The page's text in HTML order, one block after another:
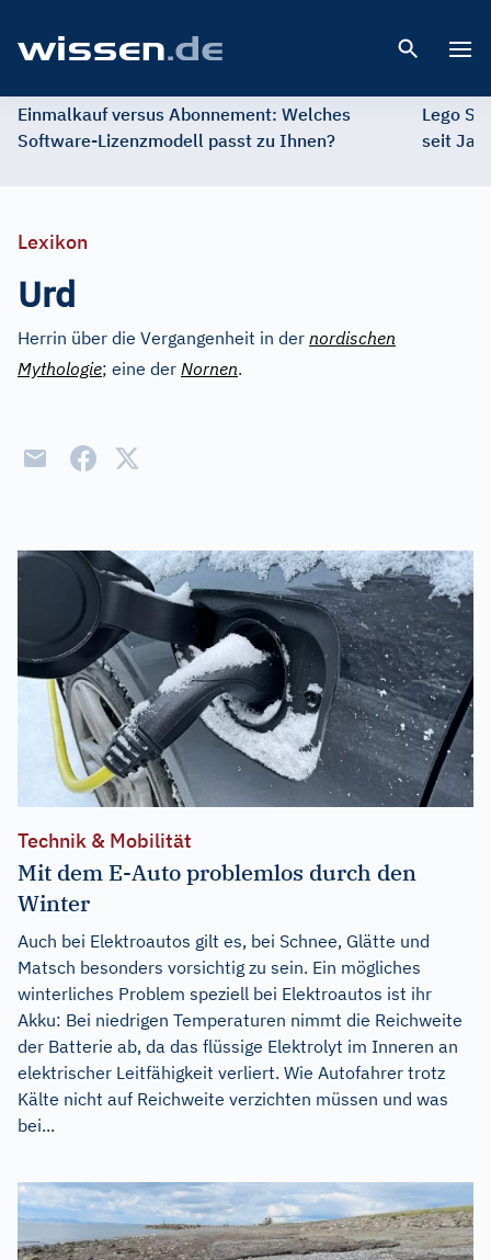
Einmalkauf versus Abonnement: Welches
Software-Lizenzmodell passt zu Ihnen?
Lego
seit
Lexikon
Urd
Herrin über die Vergangenheit in der nordischen
Mythologie; eine der Nornen.
Technik & Mobilität
Mit dem E-Auto problemlos durch den
Winter
Auch bei Elektroautos gilt es, bei Schnee, Glätte und
Matsch besonders vorsichtig zu sein. Ein mögliches
winterliches Problem speziell bei Elektroautos ist ihr
Akku: Bei niedrigen Temperaturen nimmt die Reichweite
der Batterie ab, da das flüssige Elektrolyt im Inneren an
elektrischer Leitfähigkeit verliert. Wie Autofahrer trotz
Kälte nicht auf Reichweite verzichten müssen und was
bei...